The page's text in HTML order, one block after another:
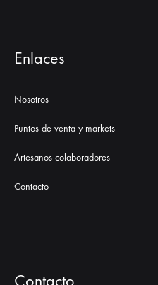
Enlaces
Nosotros
Puntos de venta y markets
Artesanos colaboradores
Contacto